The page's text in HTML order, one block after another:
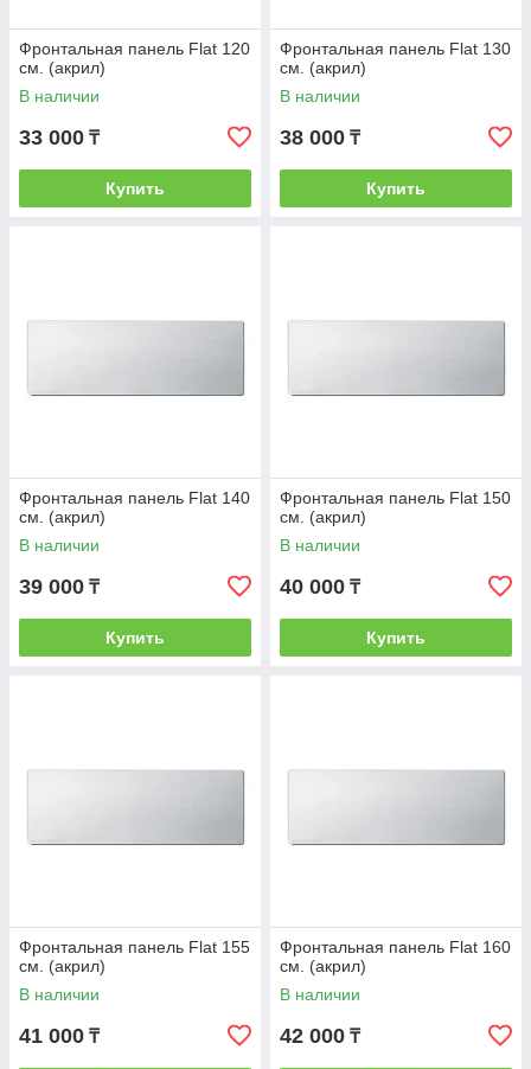
Фронтальная панель Flat 120
см. (акрил)
В наличии
33 000 ₸
Купить
Фронтальная панель Flat 130
см. (акрил)
В наличии
38 000 ₸
Купить
Фронтальная панель Flat 140
см. (акрил)
В наличии
39 000 ₸
Купить
Фронтальная панель Flat 150
см. (акрил)
В наличии
40 000 ₸
Купить
Фронтальная панель Flat 155
см. (акрил)
В наличии
41 000 ₸
Фронтальная панель Flat 160
см. (акрил)
В наличии
42 000 ₸